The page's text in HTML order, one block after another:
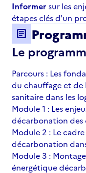
Informer sur les
étapes clés d'un
article
Le
Parcours : Les
du chauffage et de
sanitaire dans les
Module 1 : Les
décarbonation des
Module 2 : Le
décarbonation
Module 3 :
énergétique